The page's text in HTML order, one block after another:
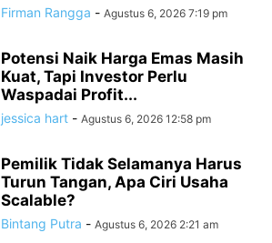
Firman Rangga - Agustus 6, 2026 7:19 pm
Potensi Naik Harga Emas Masih
Kuat, Tapi Investor Perlu
Waspadai Profit...
jessica hart - Agustus 6, 2026 12:58 pm
Pemilik Tidak Selamanya Harus
Turun Tangan, Apa Ciri Usaha
Scalable?
Bintang Putra - Agustus 6, 2026 2:21 am